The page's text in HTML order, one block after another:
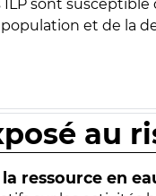
sont
et de la
au
ressource en